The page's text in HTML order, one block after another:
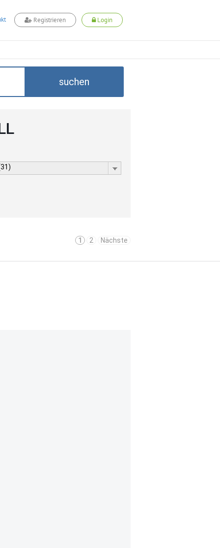
Registrieren Login
suchen
1 2 Nächste